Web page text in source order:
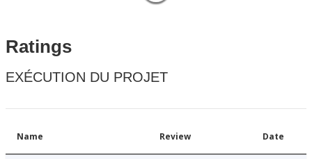
Ratings
EXÉCUTION DU PROJET
Name Review Date